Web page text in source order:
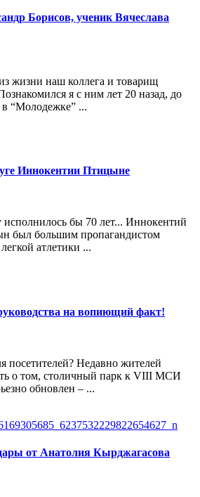
Борисов, ученик Вячеслава
жизни наш коллега и товарищ
я с ним лет 20 назад, до
в “Молодежке” ...
Иннокентии Птицыне
бы 70 лет... Иннокентий
был большим пропагандистом
атлетики ...
на вопиющий факт!
посетителей? Недавно жителей
о том, столичный парк к VIII МСИ
обновлен – ...
от Анатолия Кырджагасова